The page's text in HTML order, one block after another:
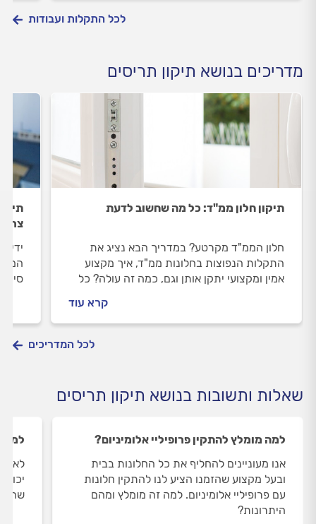
לכל התקלות ועבודות
מדריכים בנושא תיקון תריסים
תיקון חלון ממ"ד: כל מה שחשוב לדעת
חלון הממ"ד מקרטע? במדריך הבא נציג את
התקלות הנפוצות בחלונות ממ"ד, איך מקצוע
אמין ומקצועי יתקן אותן וגם, כמה זה עולה? כל
קרא עוד
לכל המדריכים
שאלות ותשובות בנושא תיקון תריסים
למה מומלץ להתקין פרופיליי אלומיניום?
אנו מעוניינים להחליף את כל החלונות בבית
ובעל מקצוע שהזמנו הציע לנו להתקין חלונות
עם פרופיליי אלומיניום. למה זה מומלץ ומהם
היתרונות?
למה